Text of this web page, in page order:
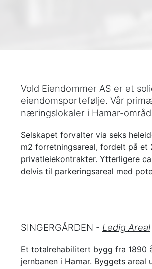
Vold Eiendommer AS er et
eiendomsportefølje. Vår
næringslokaler i Hamar-
Selskapet forvalter via seks
m2 forretningsareal, fordelt på
privatleiekontrakter. Ytterligere
delvis til parkeringsareal med
SINGERGÅRDEN - Ledig Areal
Et totalrehabilitert bygg fra 1890
jernbanen i Hamar. Byggets